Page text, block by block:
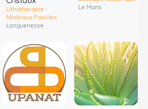
Lithothérapie -
Minéraux Fossiles
Longuenesse
Le Mans